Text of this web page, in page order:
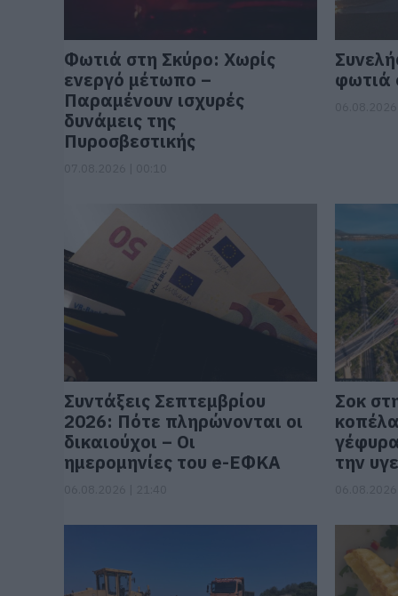
Φωτιά στη Σκύρο: Χωρίς
ενεργό μέτωπο –
Παραμένουν ισχυρές
δυνάμεις της
Πυροσβεστικής
φωτιά
Συντάξεις Σεπτεμβρίου
2026: Πότε πληρώνονται οι
δικαιούχοι – Οι
ημερομηνίες του e-ΕΦΚΑ
Σοκ
την